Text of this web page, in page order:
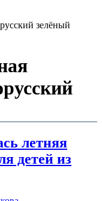
зелёный
летняя
детей из